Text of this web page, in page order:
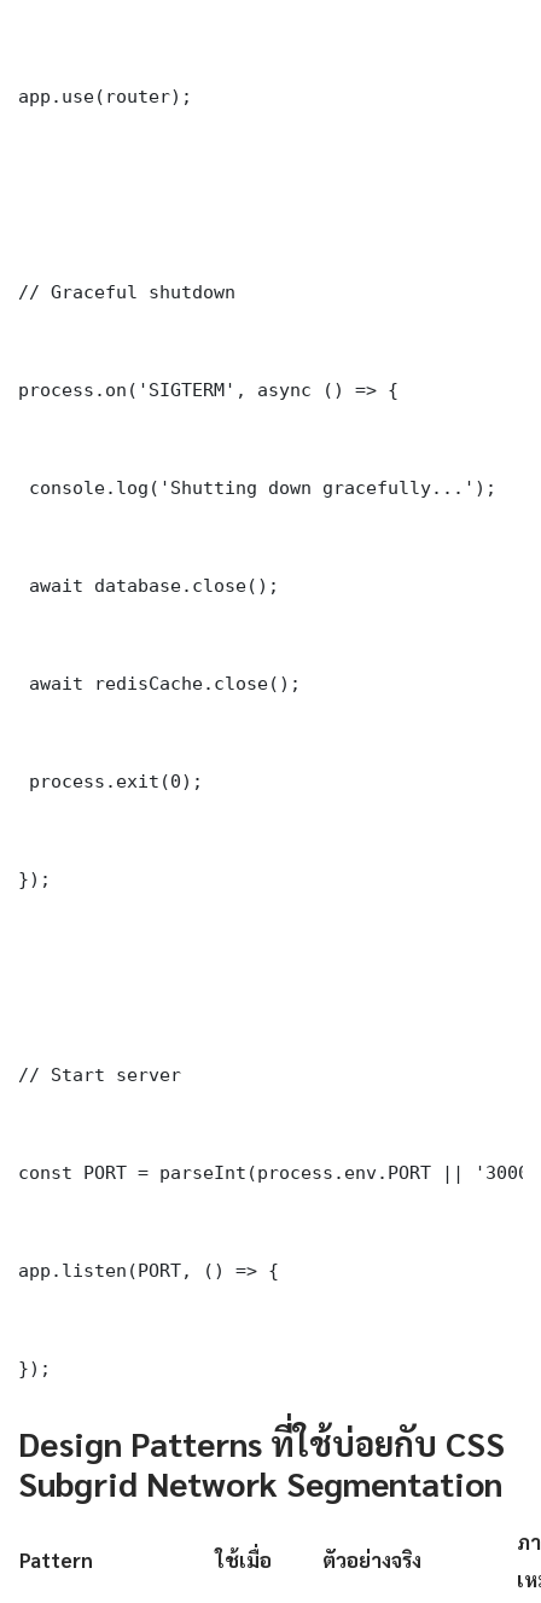
app.use(router);
// Graceful shutdown
process.on('SIGTERM', async () => {
console.log('Shutting down gracefully...');
await database.close();
await redisCache.close();
process.exit(0);
});
// Start server
const PORT = parseInt(process.env.PORT ||
app.listen(PORT, () => {
});
Design Patterns ที่ใช้บ่อยกับ CSS
Subgrid Network Segmentation
Pattern ใช้เมื่อ ตัวอย่างจริง
ภ
เ